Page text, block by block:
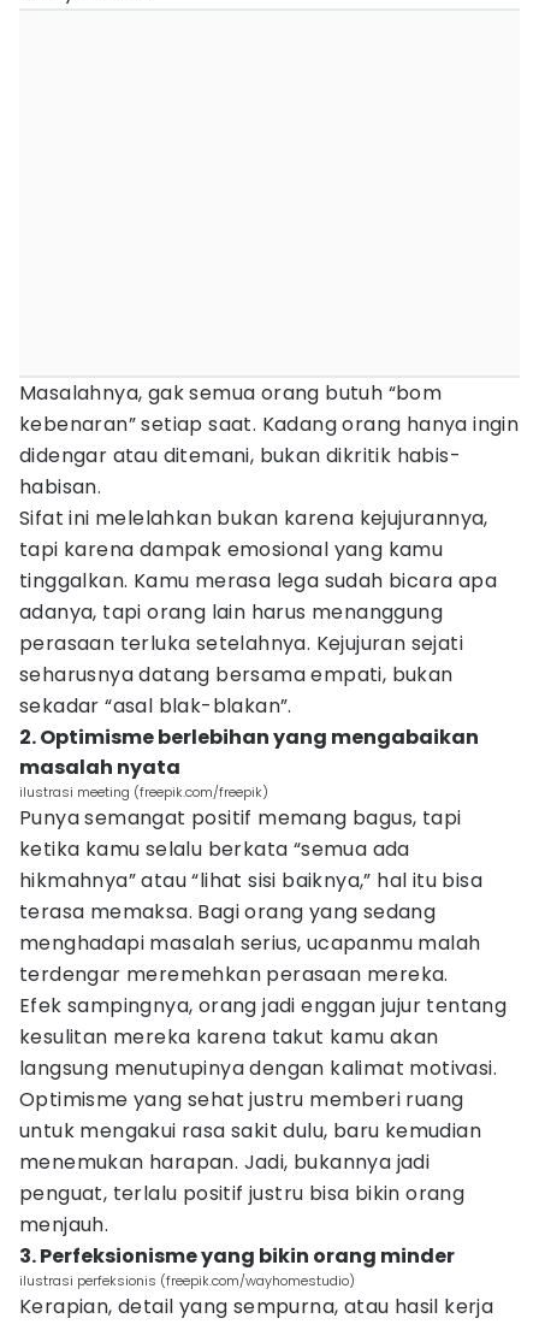
Masalahnya, gak semua orang butuh “bom
kebenaran” setiap saat. Kadang orang hanya ingin
didengar atau ditemani, bukan dikritik habis-
habisan.
Sifat ini melelahkan bukan karena kejujurannya,
tapi karena dampak emosional yang kamu
tinggalkan. Kamu merasa lega sudah bicara apa
adanya, tapi orang lain harus menanggung
perasaan terluka setelahnya. Kejujuran sejati
seharusnya datang bersama empati, bukan
sekadar “asal blak-blakan”.
2. Optimisme berlebihan yang mengabaikan
masalah nyata
ilustrasi meeting (freepik.com/freepik)
Punya semangat positif memang bagus, tapi
ketika kamu selalu berkata “semua ada
hikmahnya” atau “lihat sisi baiknya,” hal itu bisa
terasa memaksa. Bagi orang yang sedang
menghadapi masalah serius, ucapanmu malah
terdengar meremehkan perasaan mereka.
Efek sampingnya, orang jadi enggan jujur tentang
kesulitan mereka karena takut kamu akan
langsung menutupinya dengan kalimat motivasi.
Optimisme yang sehat justru memberi ruang
untuk mengakui rasa sakit dulu, baru kemudian
menemukan harapan. Jadi, bukannya jadi
penguat, terlalu positif justru bisa bikin orang
menjauh.
3. Perfeksionisme yang bikin orang minder
ilustrasi perfeksionis (freepik.com/wayhomestudio)
Kerapian, detail yang sempurna, atau hasil kerja